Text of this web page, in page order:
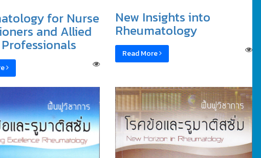
for Nurse
and Allied
New Insights into
Rheumatology
Read More